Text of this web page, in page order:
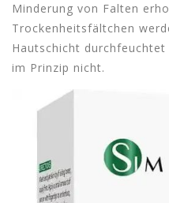
Minderung von Falten
Trockenheitsfältchen
Hautschicht
im Prinzip nicht.